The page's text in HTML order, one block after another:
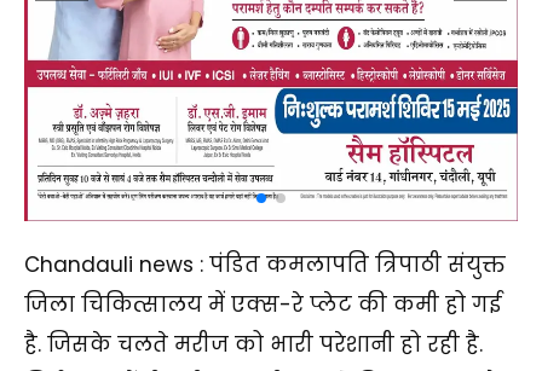
Chandauli news : पंडित कमलापति त्रिपाठी संयुक्त
जिला चिकित्सालय में एक्स-रे प्लेट की कमी हो गई
है. जिसके चलते मरीज को भारी परेशानी हो रही है.